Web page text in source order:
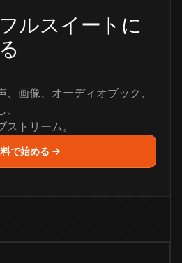
ルスイートに
画像、オーディオブック、
トリーム。
で始める →